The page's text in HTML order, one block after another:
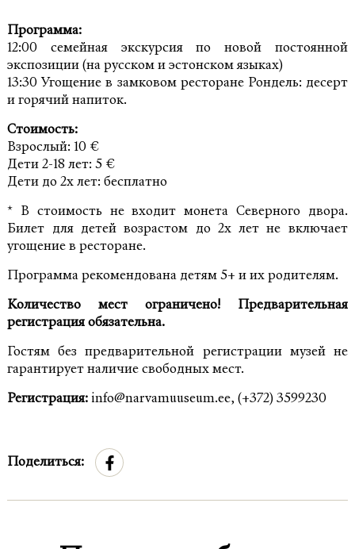
Программа:
12:00 семейная экскурсия по новой постоянной
экспозиции (на русском и эстонском языках)
13:30 Угощение в замковом ресторане Рондель: десерт
и горячий напиток.
Стоимость:
Взрослый: 10 €
Дети 2-18 лет: 5 €
Дети до 2х лет: бесплатно
* В стоимость не входит монета Северного двора.
Билет для детей возрастом до 2х лет не включает
угощение в ресторане.
Программа рекомендована детям 5+ и их родителям.
Количество мест ограничено! Предварительная
регистрация обязательна.
Гостям без предварительной регистрации музей не
гарантирует наличие свободных мест.
Регистрация: info@narvamuuseum.ee, (+372) 3599230
Поделиться: